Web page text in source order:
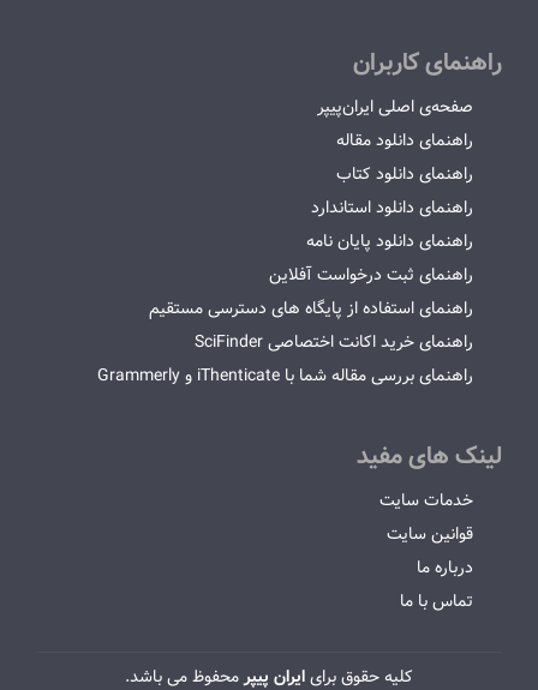
راهنمای کاربران
صفحه‌ی اصلی ایران‌پیپر
راهنمای دانلود مقاله
راهنمای دانلود کتاب
راهنمای دانلود استاندارد
راهنمای دانلود پایان نامه
راهنمای ثبت درخواست آفلاین
راهنمای استفاده از پایگاه های دسترسی مستقیم
راهنمای خرید اکانت اختصاصی SciFinder
راهنمای بررسی مقاله شما با iThenticate و Grammerly
لینک های مفید
خدمات سایت
قوانین سایت
درباره ما
تماس با ما
کلیه حقوق برایایران پیپرمحفوظ می باشد.